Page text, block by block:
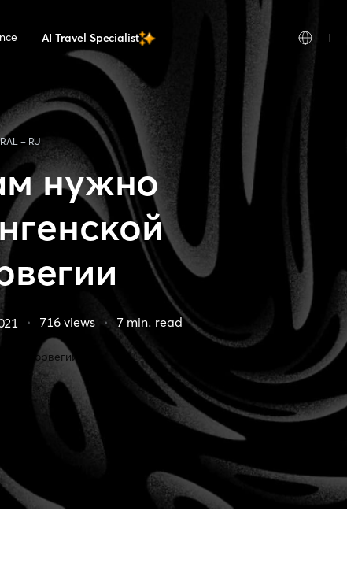
AI Travel Specialist
- RU
нужно
716 views 7 min. read